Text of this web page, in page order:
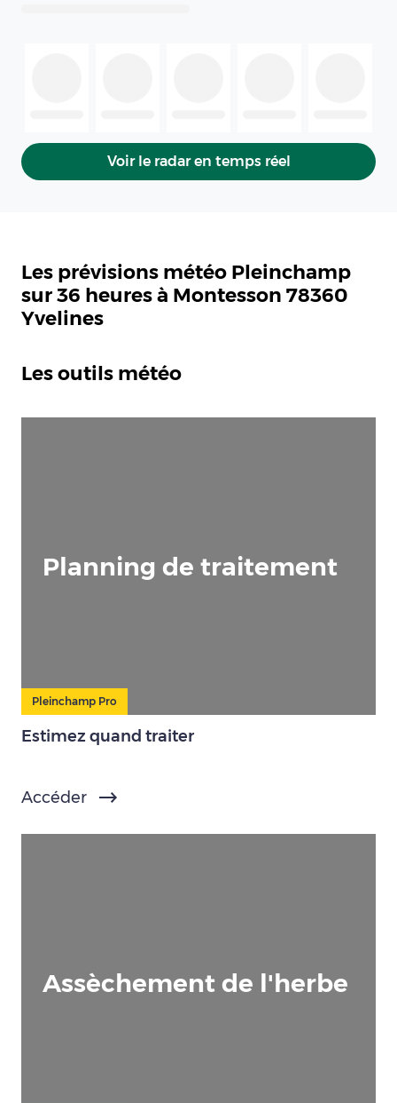
Voir le radar en temps réel
Les prévisions météo Pleinchamp
sur 36 heures à Montesson 78360
Yvelines
Les outils météo
Planning de traitement
Pleinchamp Pro
Estimez quand traiter
Accéder
Assèchement de l'herbe